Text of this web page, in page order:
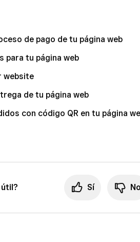
de pago de tu página web
para tu página web
website
de tu página web
con código QR en tu página
Sí No